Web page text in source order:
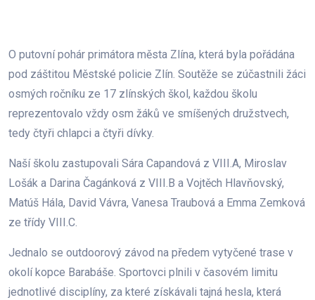
O putovní pohár primátora města Zlína, která byla pořádána
pod záštitou Městské policie Zlín. Soutěže se zúčastnili žáci
osmých ročníku ze 17 zlínských škol, každou školu
reprezentovalo vždy osm žáků ve smíšených družstvech,
tedy čtyři chlapci a čtyři dívky.
Naší školu zastupovali Sára Capandová z VIII.A, Miroslav
Lošák a Darina Čagánková z VIII.B a Vojtěch Hlavňovský,
Matúš Hála, David Vávra, Vanesa Traubová a Emma Zemková
ze třídy VIII.C.
Jednalo se outdoorový závod na předem vytyčené trase v
okolí kopce Barabáše. Sportovci plnili v časovém limitu
jednotlivé disciplíny, za které získávali tajná hesla, která